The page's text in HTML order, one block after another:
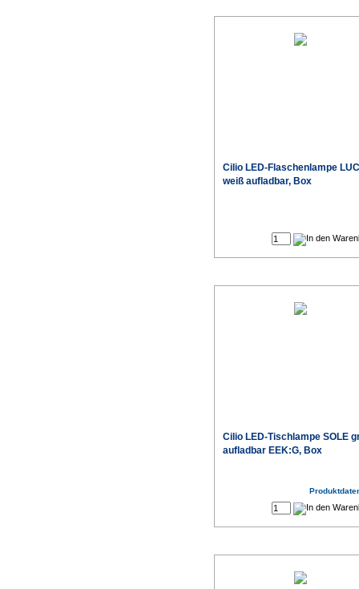
Cilio LED-Flaschenlampe
weiß aufladbar, Box
Cilio LED-Tischlampe SOLE
aufladbar EEK:G, Box